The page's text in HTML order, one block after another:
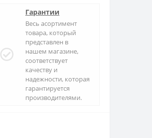
Гарантии
Весь асортимент
товара, который
представлен в
нашем магазине,
соответствует
качеству и
надежности, которая
гарантируется
производителями.